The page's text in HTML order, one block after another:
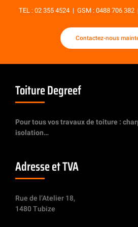
TEL : 02 355 4524 | GSM : 0488 706 382
Contactez-nous
Toiture Degreef
Pour tous vos travaux de toiture :
isolation…
Adresse et TVA
Rue de l’Atelier 18,
1480 Tubize